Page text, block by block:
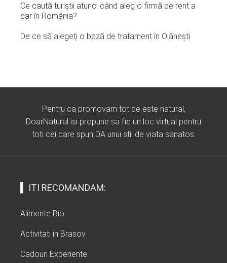
Ce caută turiștii atunci când aleg o firmă de rent a
car în România?
De ce să alegeți o bază de tratament în Olănești
Pentru ca promovam tot ce este natural,
DoarNatural isi propune sa fie un loc virtual pentru
toti cei care spun DA unui stil de viata sanatos.
ITI RECOMANDAM:
Alimente Bio
Activitati in Brasov
Cadouri Experiente